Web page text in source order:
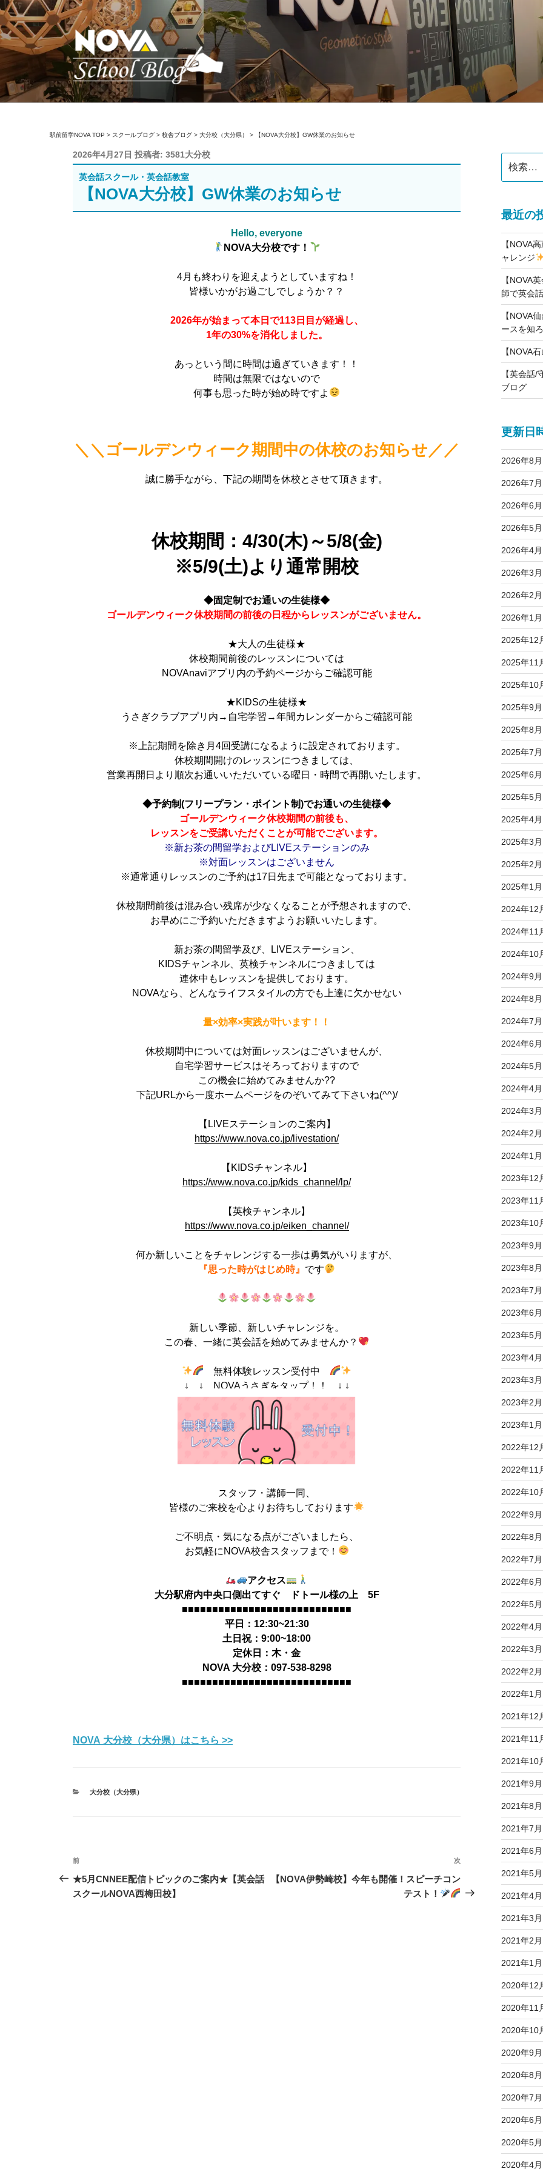
コ
ン
テ
ン
ス
駅前留学NOVA TOP > スクールブログ > 校舎ブログ > 大分校（大分県） > 【NOVA大分校】GW休業のお知らせ
投
稿
日:
2026年4月27日 投稿者: 3581大分校
英会話スクール・英会話教室
【NOVA大分校】GW休業のお知らせ
Hello, everyone
NOVA大分校です！
4月も終わりを迎えようとしていますね！
皆様いかがお過ごしでしょうか？？
2026年が始まって本日で113日目が経過し、
1年の30%を消化しました。
あっという間に時間は過ぎていきます！！
時間は無限ではないので
何事も思った時が始め時ですよ
＼＼ゴールデンウィーク期間中の休校のお知らせ／／
誠に勝手ながら、下記の期間を休校とさせて頂きます。
休校期間：4/30(木)～5/8(金)
※5/9(土)より通常開校
◆固定制でお通いの生徒様◆
ゴールデンウィーク休校期間の前後の日程からレッスンがございません。
★大人の生徒様★
休校期間前後のレッスンについては
NOVAnaviアプリ内の予約ページからご確認可能
★KIDSの生徒様★
うさぎクラブアプリ内→自宅学習→年間カレンダーからご確認可能
※上記期間を除き月4回受講になるように設定されております。
休校期間開けのレッスンにつきましては、
営業再開日より順次お通いいただいている曜日・時間で再開いたします。
◆予約制(フリープラン・ポイント制)でお通いの生徒様◆
ゴールデンウィーク休校期間の前後も、
レッスンをご受講いただくことが可能でございます。
※新お茶の間留学およびLIVEステーションのみ
※対面レッスンはございません
※通常通りレッスンのご予約は17日先まで可能となっております。
休校期間前後は混み合い残席が少なくなることが予想されますので、
お早めにご予約いただきますようお願いいたします。
新お茶の間留学及び、LIVEステーション、
KIDSチャンネル、英検チャンネルにつきましては
連休中もレッスンを提供しております。
NOVAなら、どんなライフスタイルの方でも上達に欠かせない
量×効率×実践が叶います！！
休校期間中については対面レッスンはございませんが、
自宅学習サービスはそろっておりますので
この機会に始めてみませんか??
下記URLから一度ホームページをのぞいてみて下さいね(^^)/
【LIVEステーションのご案内】
https://www.nova.co.jp/livestation/
【KIDSチャンネル】
https://www.nova.co.jp/kids_channel/lp/
【英検チャンネル】
https://www.nova.co.jp/eiken_channel/
何か新しいことをチャレンジする一歩は勇気がいりますが、
『思った時がはじめ時』 です
新しい季節、新しいチャレンジを。
この春、一緒に英会話を始めてみませんか？
無料体験レッスン受付中
↓ ↓ NOVAうさぎをタップ！！ ↓ ↓
スタッフ・講師一同、
皆様のご来校を心よりお待ちしております
ご不明点・気になる点がございましたら、
お気軽にNOVA校舎スタッフまで！
アクセス
大分駅府内中央口側出てすぐ ドトール様の上 5F
■■■■■■■■■■■■■■■■■■■■■■■■■■■■
平日：12:30~21:30
土日祝：9:00~18:00
定休日：木・金
NOVA 大分校：097-538-8298
■■■■■■■■■■■■■■■■■■■■■■■■■■■■
NOVA 大分校（大分県）はこちら >>
カ
大分校（大分県）
投
稿
ナ
前
の
投
前
★5月CNNEE配信トピックのご案内★【英会話
スクールNOVA西梅田校】
次
の
投
次
【NOVA伊勢崎校】今年も開催！スピーチコン
テスト！
索:
最近の
【NOVA
ャレンジ
【NOVA
師で英会
【NOVA
ースを知
【NOVA
【英会話/
ブログ
更新日
2026年8月
2026年7月
2026年6月
2026年5月
2026年4月
2026年3月
2026年2月
2026年1月
2025年12
2025年11
2025年10
2025年9月
2025年8月
2025年7月
2025年6月
2025年5月
2025年4月
2025年3月
2025年2月
2025年1月
2024年12
2024年11
2024年10
2024年9月
2024年8月
2024年7月
2024年6月
2024年5月
2024年4月
2024年3月
2024年2月
2024年1月
2023年12
2023年11
2023年10
2023年9月
2023年8月
2023年7月
2023年6月
2023年5月
2023年4月
2023年3月
2023年2月
2023年1月
2022年12
2022年11
2022年10
2022年9月
2022年8月
2022年7月
2022年6月
2022年5月
2022年4月
2022年3月
2022年2月
2022年1月
2021年12
2021年11
2021年10
2021年9月
2021年8月
2021年7月
2021年6月
2021年5月
2021年4月
2021年3月
2021年2月
2021年1月
2020年12
2020年11
2020年10
2020年9月
2020年8月
2020年7月
2020年6月
2020年5月
2020年4月